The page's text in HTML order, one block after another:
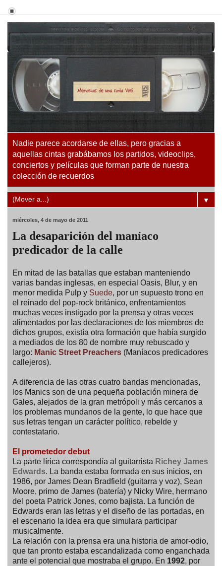
Nadie parece acordarse de ellas, pero gracias a
aquellas cintas grabábamos los partidos, videoclips,
conciertos y películas que forman parte de nuestra
colección de recuerdos
▼
miércoles, 4 de mayo de 2011
La desaparición del maníaco
predicador de la calle
En mitad de las batallas que estaban manteniendo
varias bandas inglesas, en especial Oasis, Blur, y en
menor medida Pulp y Suede, por un supuesto trono en
el reinado del pop-rock británico, enfrentamientos
muchas veces instigado por la prensa y otras veces
alimentados por las declaraciones de los miembros de
dichos grupos, existía otra formación que había surgido
a mediados de los 80 de nombre muy rebuscado y
largo: Manic Street Preachers (Maníacos predicadores
callejeros).
A diferencia de las otras cuatro bandas mencionadas,
los Manics son de una pequeña población minera de
Gales, alejados de la gran metrópoli y más cercanos a
los problemas mundanos de la gente, lo que hace que
sus letras tengan un carácter político, rebelde y
contestatario.
El prometedor debut
La parte lírica correspondía al guitarrista Richey James
Edwards. La banda estaba formada en sus inicios, en
1986, por James Dean Bradfield (guitarra y voz), Sean
Moore, primo de James (batería) y Nicky Wire, hermano
del poeta Patrick Jones, como bajista. La función de
Edwards eran las letras y el diseño de las portadas, en
el escenario la idea era que simulara participar
musicalmente.
La relación con la prensa era una historia de amor-odio,
que tan pronto estaba escandalizada como enganchada
ante el potencial que mostraba el grupo. En 1992, por